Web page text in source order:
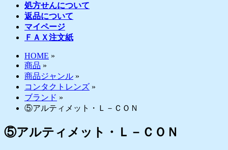
処方せんについて
返品について
マイページ
ＦＡＸ注文紙
HOME »
商品 »
商品ジャンル »
コンタクトレンズ »
ブランド »
⑤アルティメット・Ｌ－ＣＯＮ
⑤アルティメット・Ｌ－ＣＯＮ